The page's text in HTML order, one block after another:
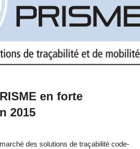
en forte
2015
des solutions de traçabilité code-